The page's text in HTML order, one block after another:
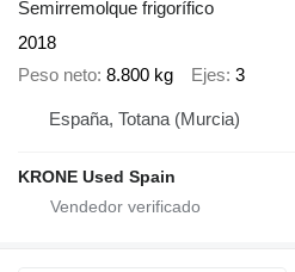
Semirremolque frigorífico
2018
Peso neto 8.800 kg Ejes 3
España, Totana (Murcia)
KRONE Used Spain